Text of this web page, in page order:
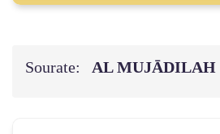
Sourate: AL MUJĀDILAH